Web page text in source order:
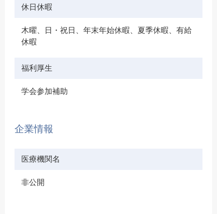
休日休暇
木曜、日・祝日、年末年始休暇、夏季休暇、有給
休暇
福利厚生
学会参加補助
企業情報
医療機関名
非公開